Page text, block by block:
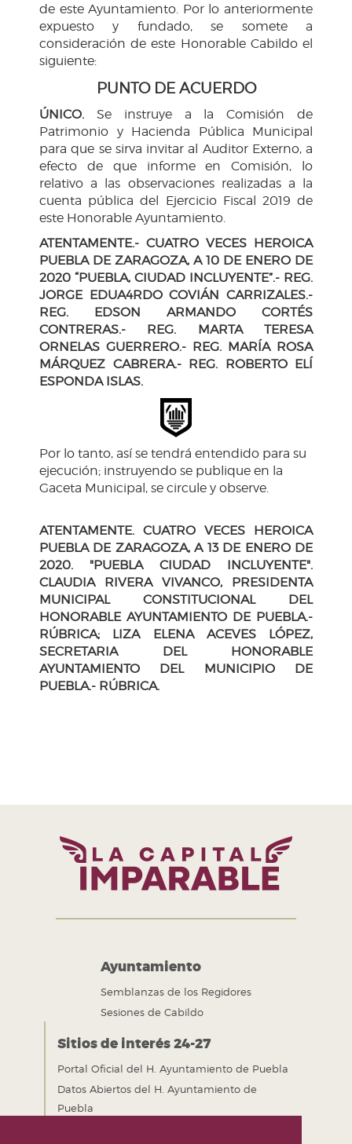
de este Ayuntamiento. Por lo anteriormente
expuesto y fundado, se somete a
consideración de este Honorable Cabildo el
siguiente:
PUNTO DE ACUERDO
ÚNICO. Se instruye a la Comisión de
Patrimonio y Hacienda Pública Municipal
para que se sirva invitar al Auditor Externo, a
efecto de que informe en Comisión, lo
relativo a las observaciones realizadas a la
cuenta pública del Ejercicio Fiscal 2019 de
este Honorable Ayuntamiento.
ATENTAMENTE.- CUATRO VECES HEROICA
PUEBLA DE ZARAGOZA, A 10 DE ENERO DE
2020 “PUEBLA, CIUDAD INCLUYENTE”.- REG.
JORGE EDUA4RDO COVIÁN CARRIZALES.-
REG. EDSON ARMANDO CORTÉS
CONTRERAS.- REG. MARTA TERESA
ORNELAS GUERRERO.- REG. MARÍA ROSA
MÁRQUEZ CABRERA.- REG. ROBERTO ELÍ
ESPONDA ISLAS.
Por lo tanto, así se tendrá entendido para su
ejecución; instruyendo se publique en la
Gaceta Municipal, se circule y observe.
ATENTAMENTE. CUATRO VECES HEROICA
PUEBLA DE ZARAGOZA, A 13 DE ENERO DE
2020. "PUEBLA CIUDAD INCLUYENTE".
CLAUDIA RIVERA VIVANCO, PRESIDENTA
MUNICIPAL CONSTITUCIONAL DEL
HONORABLE AYUNTAMIENTO DE PUEBLA.-
RÚBRICA; LIZA ELENA ACEVES LÓPEZ,
SECRETARIA DEL HONORABLE
AYUNTAMIENTO DEL MUNICIPIO DE
PUEBLA.- RÚBRICA.
Ayuntamiento
Semblanzas de los Regidores
Sesiones de Cabildo
Sitios de interés 24-27
Portal Oficial del H. Ayuntamiento de Puebla
Datos Abiertos del H. Ayuntamiento de
Puebla